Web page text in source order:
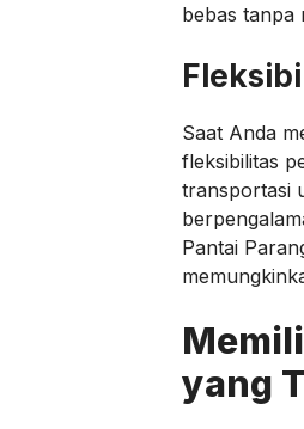
bebas tanpa
Saat Anda
fleksibilitas
transportasi
Pantai
yang